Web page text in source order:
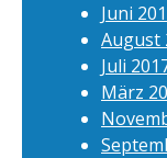
Juni
August
Juli
März